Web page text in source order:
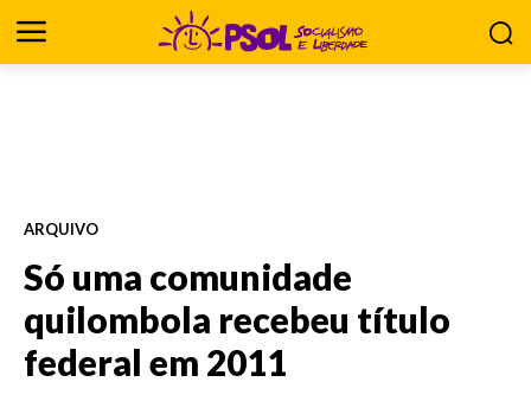
ARQUIVO
Só uma comunidade
quilombola recebeu título
federal em 2011